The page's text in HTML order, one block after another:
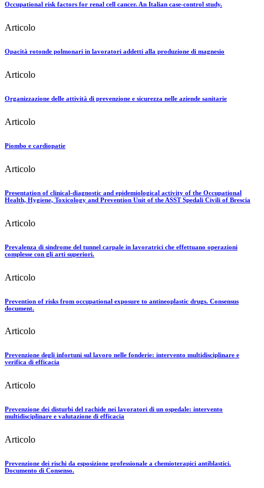
Occupational risk factors for renal cell cancer. An Italian case-control study.
Articolo
Opacità rotonde polmonari in lavoratori addetti alla produzione di magnesio
Articolo
Organizzazione delle attività di prevenzione e sicurezza nelle aziende sanitarie
Articolo
Piombo e cardiopatie
Articolo
Presentation of clinical-diagnostic and epidemiological activity of the Occupational
Health, Hygiene, Toxicology and Prevention Unit of the ASST Spedali Civili of Brescia
Articolo
Prevalenza di sindrome del tunnel carpale in lavoratrici che effettuano operazioni
complesse con gli arti superiori.
Articolo
Prevention of risks from occupational exposure to antineoplastic drugs. Consensus
document.
Articolo
Prevenzione degli infortuni sul lavoro nelle fonderie: intervento multidisciplinare e
verifica di efficacia
Articolo
Prevenzione dei disturbi del rachide nei lavoratori di un ospedale: intervento
multidisciplinare e valutazione di efficacia
Articolo
Prevenzione dei rischi da esposizione professionale a chemioterapici antiblastici.
Documento di Consenso.